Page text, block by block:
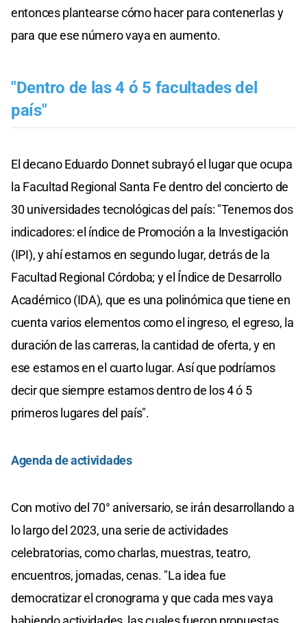
entonces plantearse cómo hacer para contenerlas y
para que ese número vaya en aumento.
"Dentro de las 4 ó 5 facultades del
país"
El decano Eduardo Donnet subrayó el lugar que ocupa
la Facultad Regional Santa Fe dentro del concierto de
30 universidades tecnológicas del país: "Tenemos dos
indicadores: el índice de Promoción a la Investigación
(IPI), y ahí estamos en segundo lugar, detrás de la
Facultad Regional Córdoba; y el Índice de Desarrollo
Académico (IDA), que es una polinómica que tiene en
cuenta varios elementos como el ingreso, el egreso, la
duración de las carreras, la cantidad de oferta, y en
ese estamos en el cuarto lugar. Así que podríamos
decir que siempre estamos dentro de los 4 ó 5
primeros lugares del país".
Agenda de actividades
Con motivo del 70° aniversario, se irán desarrollando a
lo largo del 2023, una serie de actividades
celebratorias, como charlas, muestras, teatro,
encuentros, jornadas, cenas. "La idea fue
democratizar el cronograma y que cada mes vaya